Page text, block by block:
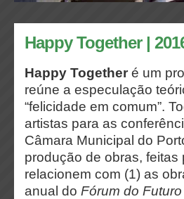
Happy Together |
Happy Together é um
reúne a especulação
“felicidade em comum”.
artistas para as
Câmara Municipal do
produção de obras,
relacionem com (1) as
anual do Fórum do Futuro